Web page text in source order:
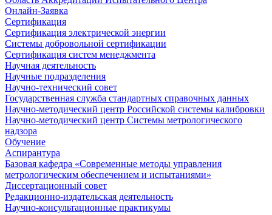
Онлайн-Заявка
Сертификация
Сертификация электрической энергии
Системы добровольной сертификации
Сертификация систем менеджмента
Научная деятельность
Научные подразделения
Научно-технический совет
Государственная служба стандартных справочных данных
Научно-методический центр Российской системы калибровки
Научно-методический центр Системы метрологического
надзора
Обучение
Аспирантура
Базовая кафедра «Современные методы управления
метрологическим обеспечением и испытаниями»
Диссертационный совет
Редакционно-издательская деятельность
Научно-консультационные практикумы